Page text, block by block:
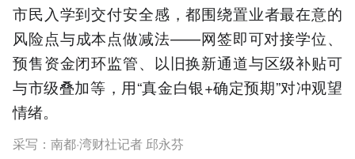
市民入学到交付安全感，都围绕置业者最在意的
风险点与成本点做减法——网签即可对接学位、
预售资金闭环监管、以旧换新通道与区级补贴可
与市级叠加等，用“真金白银+确定预期”对冲观望
情绪。
采写：南都·湾财社记者 邱永芬